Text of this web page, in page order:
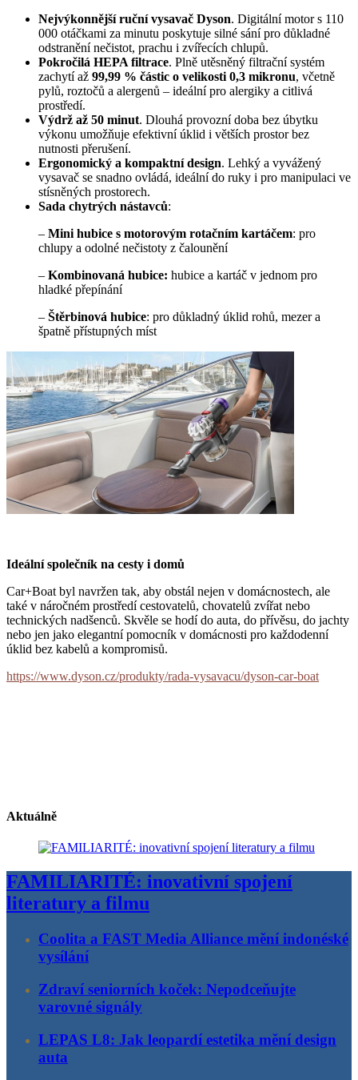
Nejvýkonnější ruční vysavač Dyson. Digitální motor s 110
000 otáčkami za minutu poskytuje silné sání pro důkladné
odstranění nečistot, prachu i zvířecích chlupů.
Pokročilá HEPA filtrace. Plně utěsněný filtrační systém
zachytí až 99,99 % částic o velikosti 0,3 mikronu, včetně
pylů, roztočů a alergenů – ideální pro alergiky a citlivá
prostředí.
Výdrž až 50 minut. Dlouhá provozní doba bez úbytku
výkonu umožňuje efektivní úklid i větších prostor bez
nutnosti přerušení.
Ergonomický a kompaktní design. Lehký a vyvážený
vysavač se snadno ovládá, ideální do ruky i pro manipulaci ve
stísněných prostorech.
Sada chytrých nástavců:
– Mini hubice s motorovým rotačním kartáčem: pro
chlupy a odolné nečistoty z čalounění
– Kombinovaná hubice: hubice a kartáč v jednom pro
hladké přepínání
– Štěrbinová hubice: pro důkladný úklid rohů, mezer a
špatně přístupných míst
Ideální společník na cesty i domů
Car+Boat byl navržen tak, aby obstál nejen v domácnostech, ale
také v náročném prostředí cestovatelů, chovatelů zvířat nebo
technických nadšenců. Skvěle se hodí do auta, do přívěsu, do jachty
nebo jen jako elegantní pomocník v domácnosti pro každodenní
úklid bez kabelů a kompromisů.
https://www.dyson.cz/produkty/rada-vysavacu/dyson-car-boat
Aktuálně
FAMILIARITÉ: inovativní spojení
literatury a filmu
Coolita a FAST Media Alliance mění indonéské
vysílání
Zdraví seniorních koček: Nepodceňujte
varovné signály
LEPAS L8: Jak leopardí estetika mění design
auta